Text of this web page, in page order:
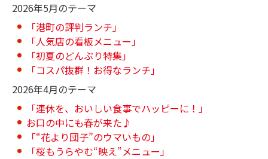
2026年5月のテーマ
「港町の評判ランチ」
「人気店の看板メニュー」
「初夏のどんぶり特集」
「コスパ抜群！お得なランチ」
2026年4月のテーマ
「連休を、おいしい食事でハッピーに！」
お口の中にも春が来た♪
「“花より団子”のウマいもの」
「桜もうらやむ“映え”メニュー」